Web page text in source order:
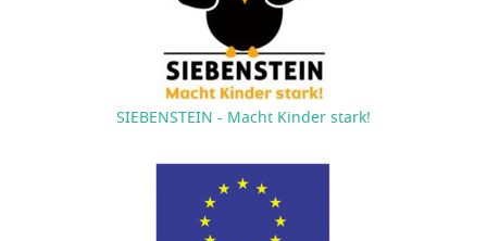
SIEBENSTEIN - Macht Kinder stark!